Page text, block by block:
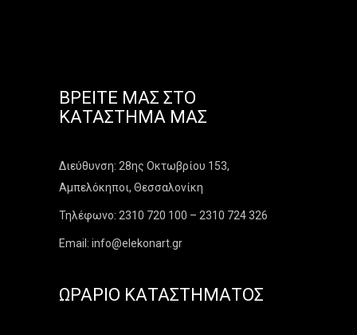
ΒΡΕΊΤΕ ΜΑΣ ΣΤΟ
ΚΑΤΆΣΤΗΜΑ ΜΑΣ
Διεύθυνση: 28ης Οκτωβρίου 153,
Αμπελόκηποι, Θεσσαλονίκη
Τηλέφωνο: 2310 720 100 – 2310 724 326
Email: info@elekonart.gr
ΩΡΆΡΙΟ ΚΑΤΑΣΤΉΜΑΤΟΣ